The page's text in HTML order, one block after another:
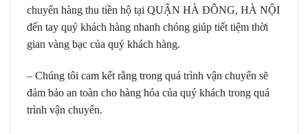
chuyển hàng thu tiền hộ tại QUẬN HÀ ĐÔNG, HÀ NỘI
đến tay quý khách hàng nhanh chóng giúp tiết tiệm thời
gian vàng bạc của quý khách hàng.
– Chúng tôi cam kết rằng trong quá trình vận chuyển sẽ
đảm bảo an toàn cho hàng hóa của quý khách trong quá
trình vận chuyển.